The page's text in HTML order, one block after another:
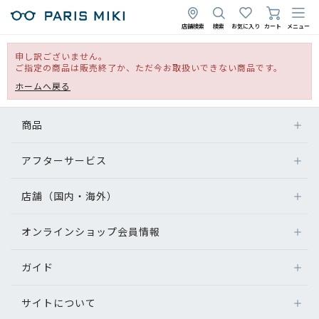
店舗検索 検索 お気に入り カート メニュー
申し訳ございません。
ご指定の商品は販売終了か、ただ今お取扱いできない商品です。
ホームへ戻る
商品
アフターサービス
店舗（国内・海外）
オンラインショップ会員情報
ガイド
サイトについて